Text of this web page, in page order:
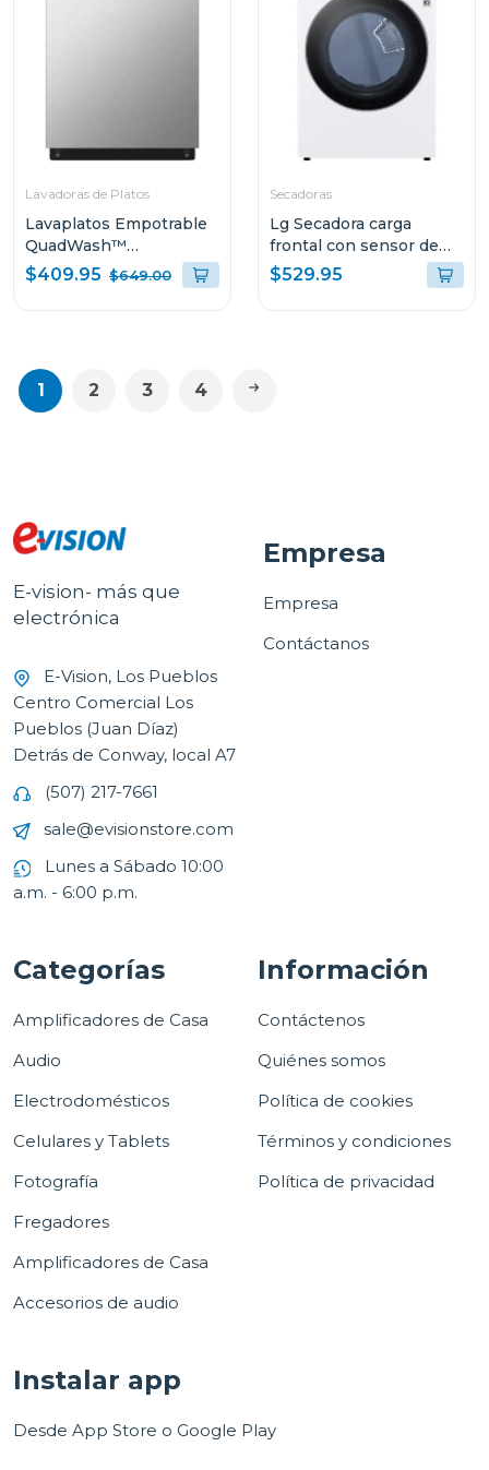
Lavadoras de Platos
Lavaplatos Empotrable
QuadWash™
LDFN3432T
$409.95 $649.00
Secadoras
Lg Secadora carga
frontal con sensor de
secado sensor dry y
conectivdad thinq de
$529.95
1 2 3 4
E-vision- más que
electrónica
E-Vision, Los Pueblos
Centro Comercial Los
Pueblos (Juan Díaz)
Detrás de Conway, local A7
(507) 217-7661
sale@evisionstore.com
Lunes a Sábado 10:00
a.m. - 6:00 p.m.
Empresa
Empresa
Contáctanos
Categorías
Amplificadores de Casa
Audio
Electrodomésticos
Celulares y Tablets
Fotografía
Fregadores
Amplificadores de Casa
Accesorios de audio
Información
Contáctenos
Quiénes somos
Política de cookies
Términos y condiciones
Política de privacidad
Instalar app
Desde App Store o Google Play